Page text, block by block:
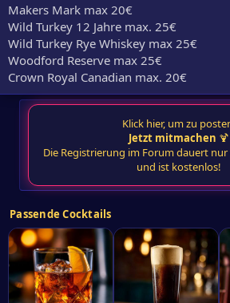
Makers Mark max 20€
Wild Turkey 12 Jahre max. 25€
Wild Turkey Rye Whiskey max 25€
Woodford Reserve max 25€
Crown Royal Canadian max. 20€
Klick hier, um zu
Jetzt mitmachen 🍹
Die Registrierung im Forum dauert
und ist kostenlos!
Passende Cocktails